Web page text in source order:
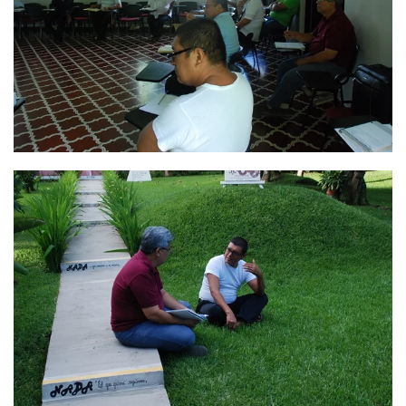
Ver
Ver